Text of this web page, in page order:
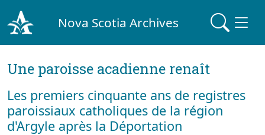
Nova Scotia Archives
Une paroisse acadienne renaît
Les premiers cinquante ans de registres
paroissiaux catholiques de la région
d'Argyle après la Déportation